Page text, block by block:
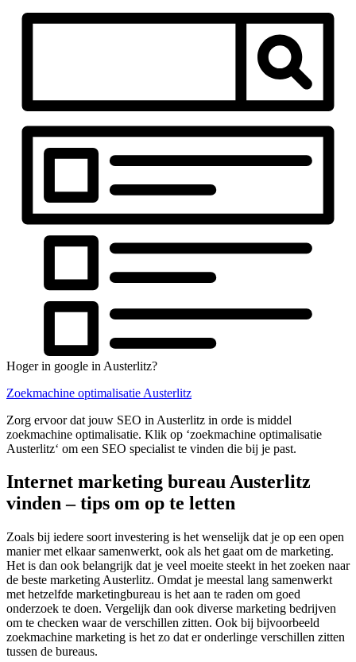
Hoger in google in Austerlitz?
Zoekmachine optimalisatie Austerlitz
Zorg ervoor dat jouw SEO in Austerlitz in orde is middel
zoekmachine optimalisatie. Klik op ‘zoekmachine optimalisatie
Austerlitz‘ om een SEO specialist te vinden die bij je past.
Internet marketing bureau Austerlitz
vinden – tips om op te letten
Zoals bij iedere soort investering is het wenselijk dat je op een open
manier met elkaar samenwerkt, ook als het gaat om de marketing.
Het is dan ook belangrijk dat je veel moeite steekt in het zoeken naar
de beste marketing Austerlitz. Omdat je meestal lang samenwerkt
met hetzelfde marketingbureau is het aan te raden om goed
onderzoek te doen. Vergelijk dan ook diverse marketing bedrijven
om te checken waar de verschillen zitten. Ook bij bijvoorbeeld
zoekmachine marketing is het zo dat er onderlinge verschillen zitten
tussen de bureaus.